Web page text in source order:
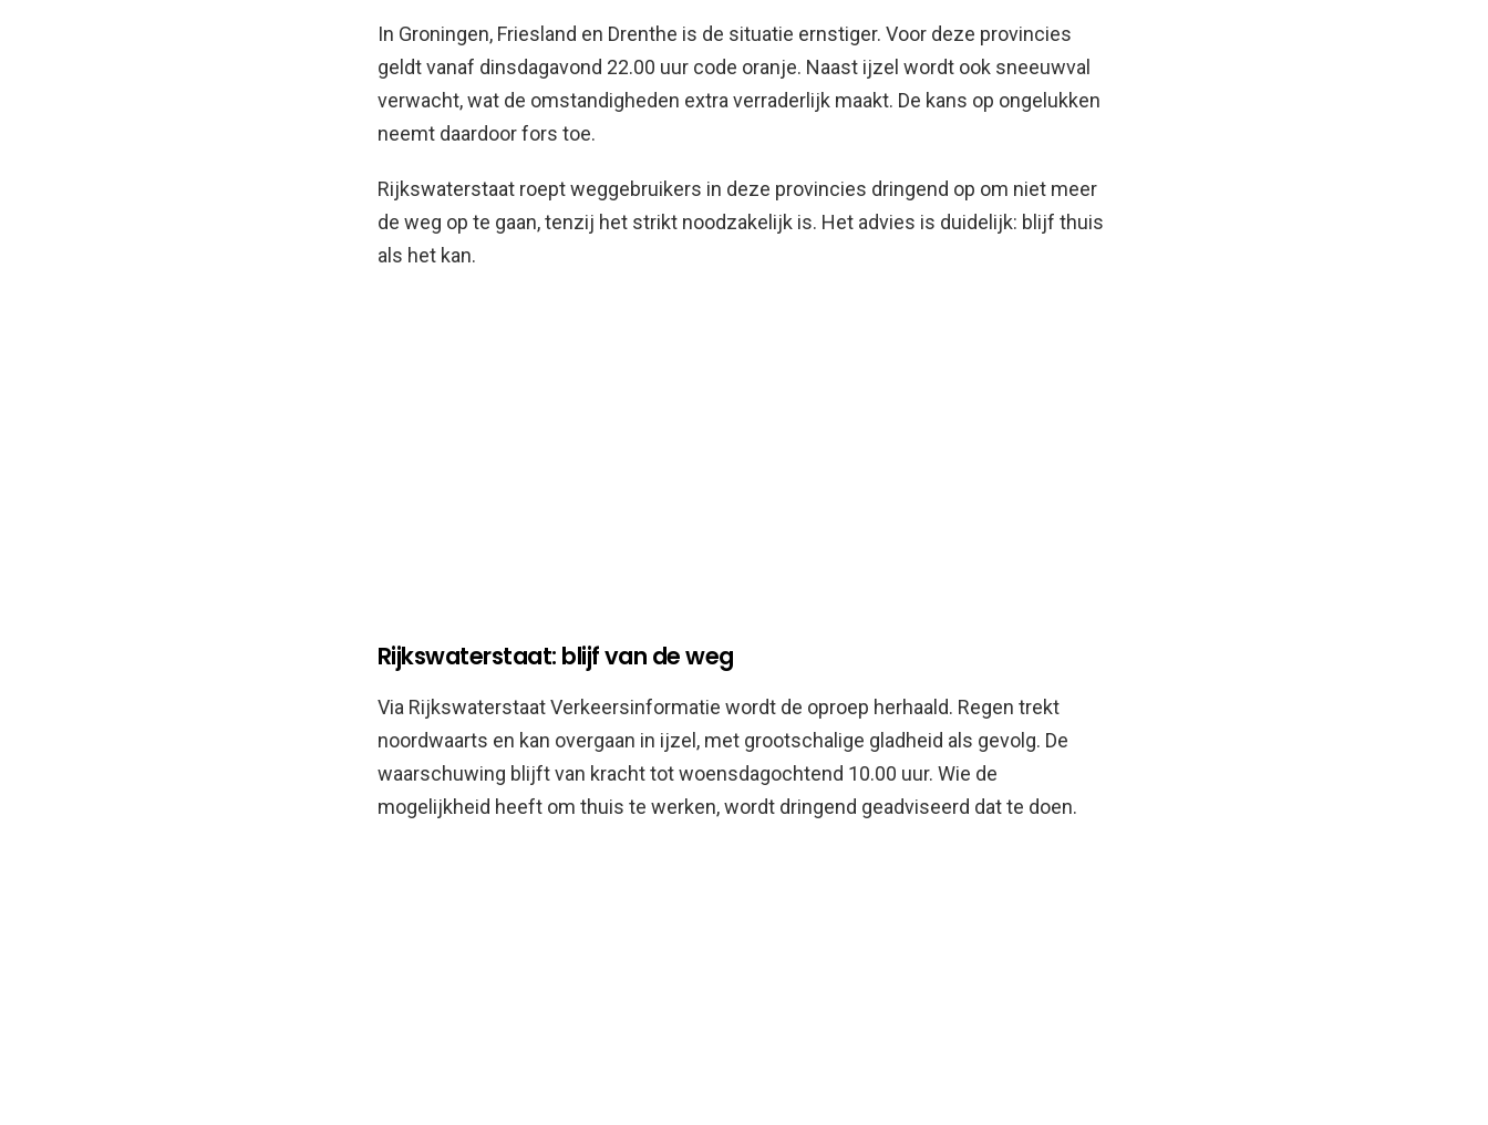
In Groningen, Friesland en Drenthe is de situatie ernstiger. Voor deze provincies
geldt vanaf dinsdagavond 22.00 uur code oranje. Naast ijzel wordt ook sneeuwval
verwacht, wat de omstandigheden extra verraderlijk maakt. De kans op ongelukken
neemt daardoor fors toe.
Rijkswaterstaat roept weggebruikers in deze provincies dringend op om niet meer
de weg op te gaan, tenzij het strikt noodzakelijk is. Het advies is duidelijk: blijf thuis
als het kan.
Rijkswaterstaat: blijf van de weg
Via Rijkswaterstaat Verkeersinformatie wordt de oproep herhaald. Regen trekt
noordwaarts en kan overgaan in ijzel, met grootschalige gladheid als gevolg. De
waarschuwing blijft van kracht tot woensdagochtend 10.00 uur. Wie de
mogelijkheid heeft om thuis te werken, wordt dringend geadviseerd dat te doen.